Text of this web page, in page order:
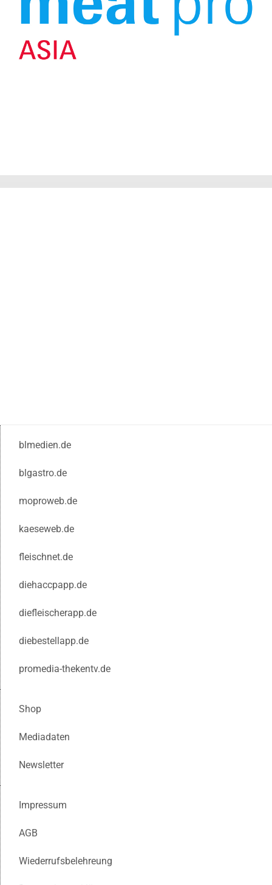
blmedien.de
blgastro.de
moproweb.de
kaeseweb.de
fleischnet.de
diehaccpapp.de
diefleischerapp.de
diebestellapp.de
promedia-thekentv.de
Shop
Mediadaten
Newsletter
Impressum
AGB
Wiederrufsbelehreung